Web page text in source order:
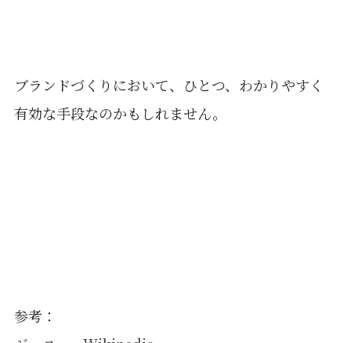
ブランドづくりにおいて、ひとつ、わかりやすく
有効な手段なのかもしれません。
参考：